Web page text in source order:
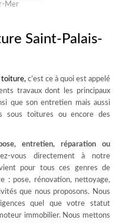
Mer
Saint-Palais-
toiture, c’est ce à quoi est appelé
travaux dont les principaux
que son entretien mais aussi
sous toitures ou encore des
entretien, réparation ou
vous directement à notre
pour tous ces genres de
: pose, rénovation, nettoyage,
que nous proposons. Nous
quel que votre statut
immobilier. Nous mettons